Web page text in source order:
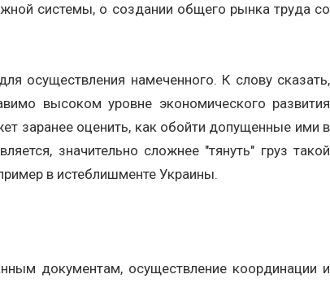
системы, о создании общего рынка труда со
осуществления намеченного. К слову сказать,
высоком уровне экономического развития
заранее оценить, как обойти допущенные ими в
значительно сложнее "тянуть" груз такой
в истеблишменте Украины.
документам, осуществление координации и